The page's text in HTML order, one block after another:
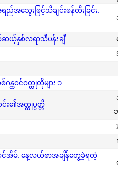
ည်အသွေးဖြင့်သီချင်းဖန်တီးခြင်း:
ယ့်နှစ်လရာသီပန်းချီ
ထဝင်ဝတ္ထုတိုများ ၁
း၏အတ္ထုပ္ပတ္တိ
အိမ်: နေ့လယ်စာအချိန်တွေ့ခဲ့ရတဲ့